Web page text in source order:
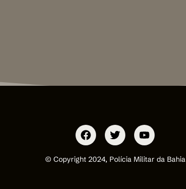
© Copyright 2024, Polícia Militar da Bahia